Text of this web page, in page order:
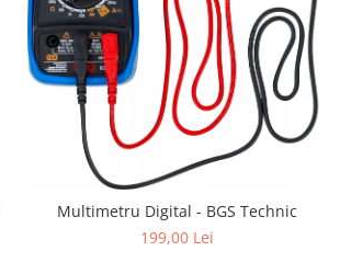
Multimetru Digital - BGS Technic
199,00 Lei